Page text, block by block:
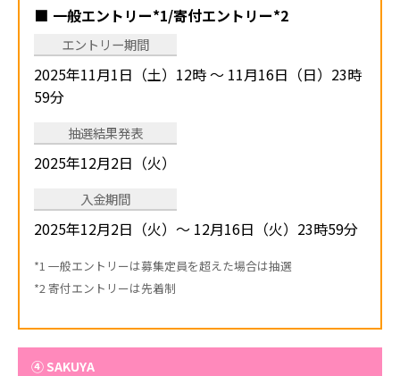
一般エントリー*1/寄付エントリー*2
エントリー期間
2025年11月1日（土）12時 ～ 11月16日（日）23時
59分
抽選結果発表
2025年12月2日（火）
入金期間
2025年12月2日（火）～ 12月16日（火）23時59分
*1 一般エントリーは募集定員を超えた場合は抽選
*2 寄付エントリーは先着制
④ SAKUYA